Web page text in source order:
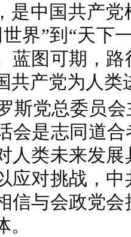
是中国共产
界”到“天下
蓝图可期，
共产党为人类
斯党总委员
会是志同道
人类未来发
应对挑战，
信与会政党